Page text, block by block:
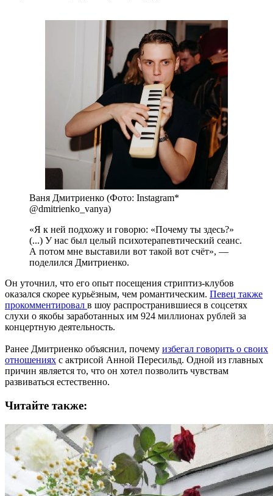
Ваня Дмитриенко (Фото: Instagram*
@dmitrienko_vanya)
«Я к ней подхожу и говорю: «Почему ты здесь?»
(...) У нас был целый психотерапевтический сеанс.
А потом мне выставили вот такой вот счёт», —
поделился Дмитриенко.
Он уточнил, что его опыт посещения стриптиз-клубов
оказался скорее курьёзным, чем романтическим. Певец также
прокомментировал в шоу распространившиеся в соцсетях
слухи о якобы заработанных им 924 миллионах рублей за
концертную деятельность.
Ранее Дмитриенко объяснил, почему избегал говорить о своих
отношениях с актрисой Анной Пересильд. Одной из главных
причин является то, что он хотел позволить чувствам
развиваться естественно.
Читайте также: